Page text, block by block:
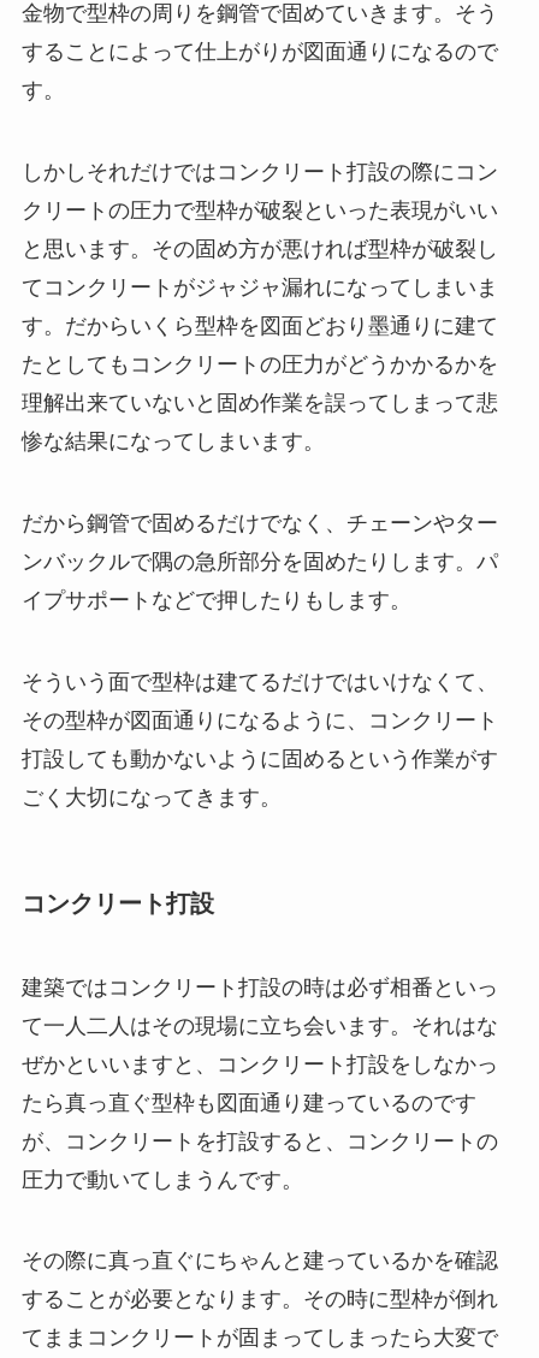
金物で型枠の周りを鋼管で固めていきます。そう
することによって仕上がりが図面通りになるので
す。
しかしそれだけではコンクリート打設の際にコン
クリートの圧力で型枠が破裂といった表現がいい
と思います。その固め方が悪ければ型枠が破裂し
てコンクリートがジャジャ漏れになってしまいま
す。だからいくら型枠を図面どおり墨通りに建て
たとしてもコンクリートの圧力がどうかかるかを
理解出来ていないと固め作業を誤ってしまって悲
惨な結果になってしまいます。
だから鋼管で固めるだけでなく、チェーンやター
ンバックルで隅の急所部分を固めたりします。パ
イプサポートなどで押したりもします。
そういう面で型枠は建てるだけではいけなくて、
その型枠が図面通りになるように、コンクリート
打設しても動かないように固めるという作業がす
ごく大切になってきます。
コンクリート打設
建築ではコンクリート打設の時は必ず相番といっ
て一人二人はその現場に立ち会います。それはな
ぜかといいますと、コンクリート打設をしなかっ
たら真っ直ぐ型枠も図面通り建っているのです
が、コンクリートを打設すると、コンクリートの
圧力で動いてしまうんです。
その際に真っ直ぐにちゃんと建っているかを確認
することが必要となります。その時に型枠が倒れ
てままコンクリートが固まってしまったら大変で